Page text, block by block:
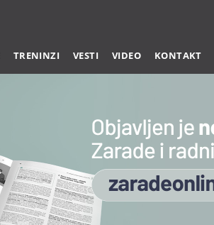
TRENINZI VESTI VIDEO KONTAKT